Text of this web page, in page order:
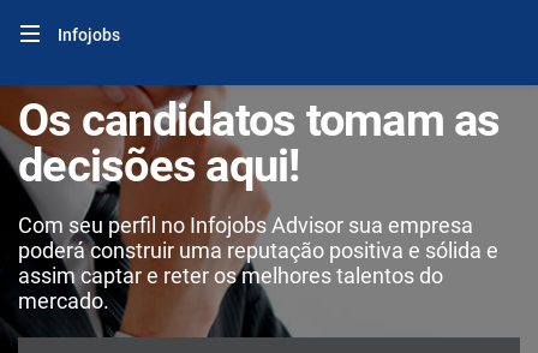
Infojobs
Os candidatos tomam as
decisões aqui!
Com seu perfil no Infojobs Advisor sua empresa
poderá construir uma reputação positiva e sólida e
assim captar e reter os melhores talentos do
mercado.